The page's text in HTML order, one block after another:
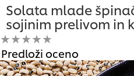
Solata mlade
sojinim prelivom in
Za
to
Predloži oceno